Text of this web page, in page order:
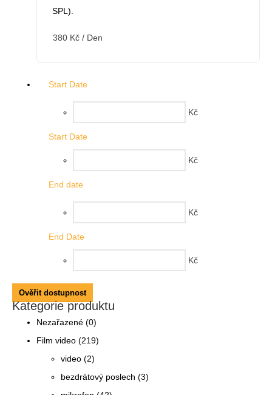
SPL).
380 Kč / Den
Start Date
Kč
Start Date
Kč
End date
Kč
End Date
Kč
Ověřit dostupnost
Kategorie produktu
Nezařazené (0)
Film video (219)
video (2)
bezdrátový poslech (3)